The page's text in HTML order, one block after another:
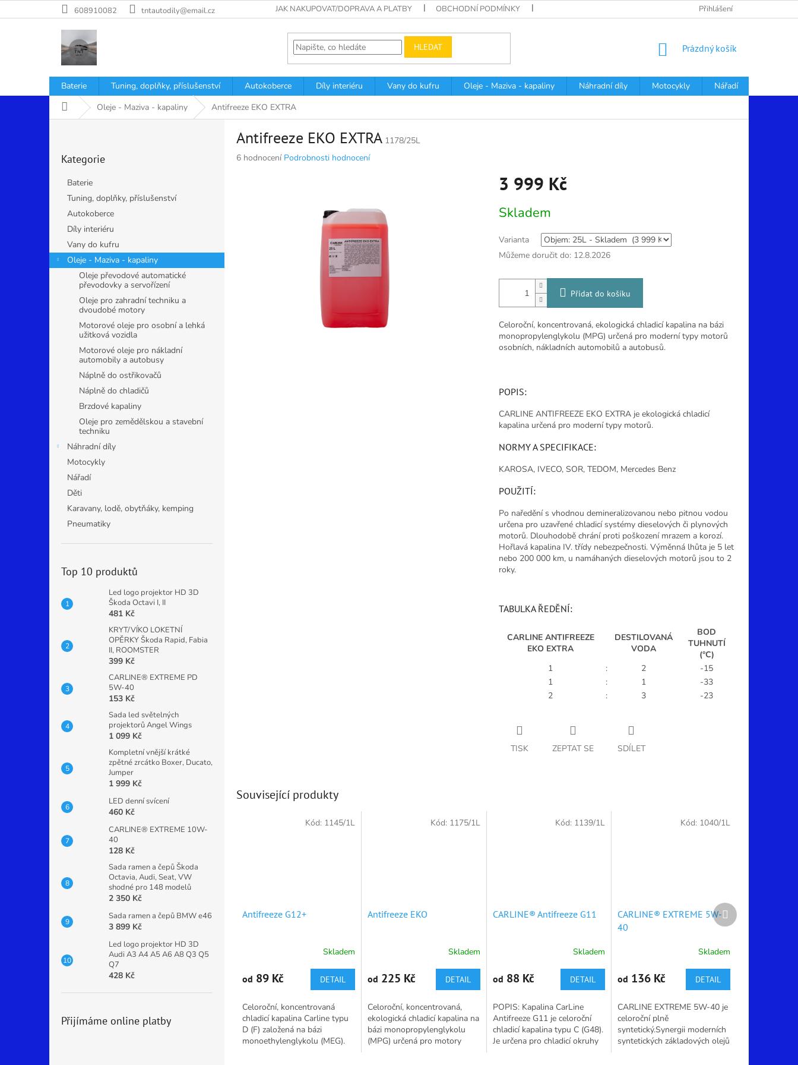
na
608910082 tntautodily@email.cz JAK NAKUPOVAT/DOPRAVA A PLATBY OBCHODNÍ PODMÍNKY Přihlášení
HLEDAT
NÁKUPNÍ
Prázdný košík
Baterie Tuning, doplňky, příslušenství Autokoberce Díly interiéru Vany do kufru Oleje - Maziva - kapaliny Náhradní díly Motocykly Nářadí
Domů Oleje - Maziva - kapaliny Antifreeze EKO EXTRA
a
n
kategorie
Kategorie
Baterie
Tuning, doplňky, příslušenství
Autokoberce
Díly interiéru
Vany do kufru
Oleje - Maziva - kapaliny
Oleje převodové automatické
převodovky a servořízení
Oleje pro zahradní techniku a
dvoudobé motory
Motorové oleje pro osobní a lehká
užitková vozidla
Motorové oleje pro nákladní
automobily a autobusy
Náplně do ostřikovačů
Náplně do chladičů
Brzdové kapaliny
Oleje pro zemědělskou a stavební
techniku
Náhradní díly
Motocykly
Nářadí
Děti
Karavany, lodě, obytňáky, kemping
Pneumatiky
Top 10 produktů
Led logo projektor HD 3D
Škoda Octavi I, II
481 Kč
KRYT/VÍKO LOKETNÍ
OPĚRKY Škoda Rapid, Fabia
II, ROOMSTER
399 Kč
CARLINE® EXTREME PD
5W-40
153 Kč
Sada led světelných
projektorů Angel Wings
1 099 Kč
Kompletní vnější krátké
zpětné zrcátko Boxer, Ducato,
Jumper
1 999 Kč
LED denní svícení
460 Kč
CARLINE® EXTREME 10W-
40
128 Kč
Sada ramen a čepů Škoda
Octavia, Audi, Seat, VW
shodné pro 148 modelů
2 350 Kč
Sada ramen a čepů BMW e46
3 899 Kč
Led logo projektor HD 3D
Audi A3 A4 A5 A6 A8 Q3 Q5
Q7
428 Kč
Přijímáme online platby
Antifreeze EKO EXTRA 1178/25L
Průměrné
6 hodnocení Podrobnosti hodnocení
3 999 Kč
cena:
Skladem
Varianta
Můžeme doručit do: 12.8.2026
Přidat do košíku
Celoroční, koncentrovaná, ekologická chladicí kapalina na bázi
monopropylenglykolu (MPG) určená pro moderní typy motorů
osobních, nákladních automobilů a autobusů.
POPIS:
CARLINE ANTIFREEZE EKO EXTRA je ekologická chladicí
kapalina určená pro moderní typy motorů.
NORMY A SPECIFIKACE:
KAROSA, IVECO, SOR, TEDOM, Mercedes Benz
POUŽITÍ:
Po naředění s vhodnou demineralizovanou nebo pitnou vodou
určena pro uzavřené chladicí systémy dieselových či plynových
motorů. Dlouhodobě chrání proti poškození mrazem a korozí.
Hořlavá kapalina IV. třídy nebezpečnosti. Výměnná lhůta je 5 let
nebo 200 000 km, u namáhaných dieselových motorů jsou to 2
roky.
TABULKA ŘEDĚNÍ:
CARLINE ANTIFREEZE
EKO EXTRA
DESTILOVANÁ
VODA
BOD
TUHNUTÍ
(°C)
1
: 2
-15
1
: 1
-33
2
: 3 -23
TISK ZEPTAT SE SDÍLET
Související produkty
Antifreeze G12+
produktu
z
5
hvězdiček.
Skladem
od 89 Kč DETAIL
Celoroční, koncentrovaná
chladicí kapalina Carline typu
D (F) založená na bázi
monoethylenglykolu (MEG).
Kód: 1145/1L
Antifreeze EKO
produktu
z
5
hvězdiček.
Skladem
od 225 Kč DETAIL
Celoroční, koncentrovaná,
ekologická chladicí kapalina na
bázi monopropylenglykolu
(MPG) určená pro motory
Kód: 1175/1L
CARLINE® Antifreeze G11
produktu
z
5
hvězdiček.
Skladem
od 88 Kč DETAIL
POPIS: Kapalina CarLine
Antifreeze G11 je celoroční
chladicí kapalina typu C (G48).
Je určena pro chladicí okruhy
Kód: 1139/1L
CARLINE® EXTREME 5W-
40
produktu
z
5
hvězdiček.
Skladem
od 136 Kč DETAIL
CARLINE EXTREME 5W-40 je
celoroční plně
syntetický.Synergii moderních
syntetických základových olejů
Kód: 1040/1L
Další
produkt